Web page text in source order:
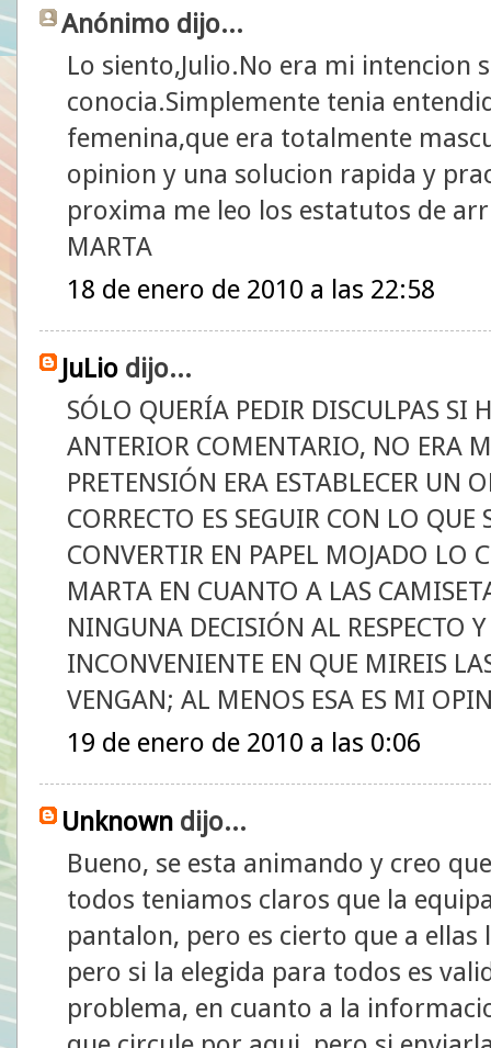
Anónimo dijo...
Lo siento,Julio.No era mi intencion
conocia.Simplemente tenia
femenina,que era totalmente
opinion y una solucion rapida y
proxima me leo los estatutos de
MARTA
18 de enero de 2010 a las 22:58
JuLio dijo...
SÓLO QUERÍA PEDIR DISCULPAS
ANTERIOR COMENTARIO, NO ERA
PRETENSIÓN ERA ESTABLECER UN
CORRECTO ES SEGUIR CON LO
CONVERTIR EN PAPEL MOJADO LO
MARTA EN CUANTO A LAS
NINGUNA DECISIÓN AL RESPECTO
INCONVENIENTE EN QUE MIREIS
VENGAN; AL MENOS ESA ES MI
19 de enero de 2010 a las 0:06
Unknown dijo...
Bueno, se esta animando y creo
todos teniamos claros que la
pantalon, pero es cierto que a
pero si la elegida para todos es
problema, en cuanto a la